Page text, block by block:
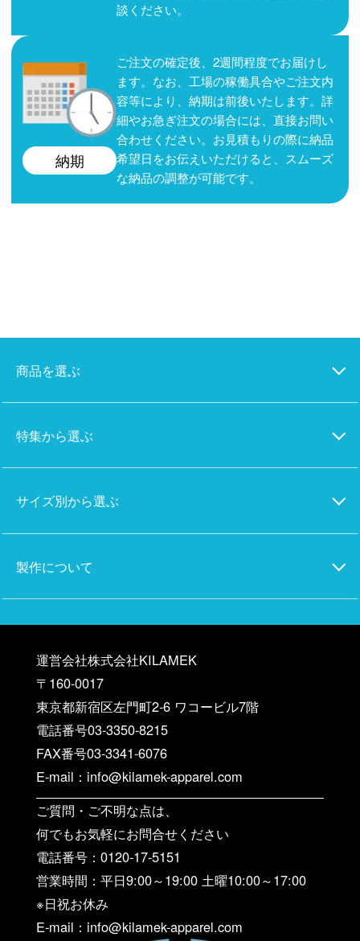
談ください。
納期
ご注文の確定後、2週間程度でお届けし
ます。なお、工場の稼働具合やご注文内
容等により、納期は前後いたします。詳
細やお急ぎ注文の場合には、直接お問い
合わせください。お見積もりの際に納品
希望日をお伝えいただけると、スムーズ
な納品の調整が可能です。
商品を選ぶ
特集から選ぶ
サイズ別から選ぶ
製作について
運営会社株式会社KILAMEK
〒160-0017
東京都新宿区左門町2-6 ワコービル7階
電話番号03-3350-8215
FAX番号03-3341-6076
E-mail：info@kilamek-apparel.com
ご質問・ご不明な点は、
何でもお気軽にお問合せください
電話番号：0120-17-5151
営業時間：平日9:00～19:00 土曜10:00～17:00
※日祝お休み
E-mail：info@kilamek-apparel.com